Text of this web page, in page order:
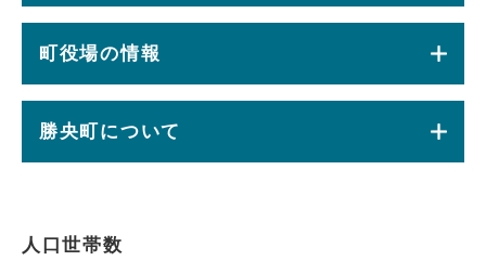
町役場の情報
勝央町について
人口世帯数